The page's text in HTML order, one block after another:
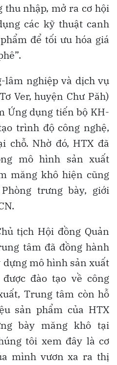
nhập, mở ra cơ hội
các kỹ thuật canh
để tối ưu hóa giá
lâm nghiệp và dịch vụ
Ver, huyện Chư Păh)
Ứng dụng tiến bộ KH-
trình độ công nghệ,
chỗ. Nhờ đó, HTX đã
mô hình sản xuất
măng khô hiện cũng
trưng bày, giới
tịch Hội đồng Quản
tâm đã đồng hành
mô hình sản xuất
đào tạo về công
Trung tâm còn hỗ
sản phẩm của HTX
bày măng khô tại
tôi xem đây là cơ
mình vươn xa ra thị